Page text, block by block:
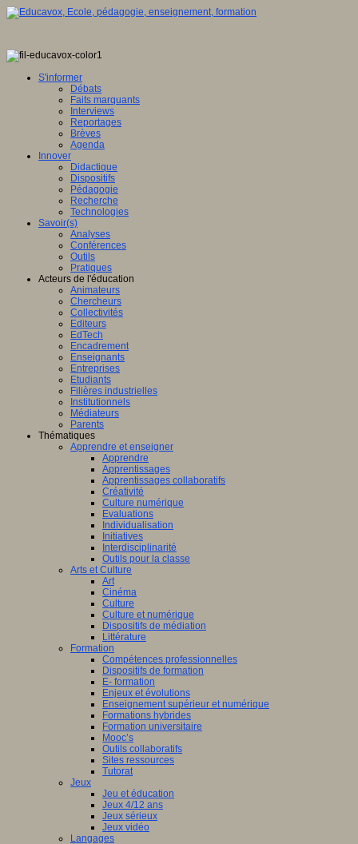
S'informer
Débats
Faits marquants
Interviews
Reportages
Brèves
Agenda
Innover
Didactique
Dispositifs
Pédagogie
Recherche
Technologies
Savoir(s)
Analyses
Conférences
Outils
Pratiques
Acteurs de l'éducation
Animateurs
Chercheurs
Collectivités
Editeurs
EdTech
Encadrement
Enseignants
Entreprises
Etudiants
Filières industrielles
Institutionnels
Médiateurs
Parents
Thématiques
Apprendre et enseigner
Apprendre
Apprentissages
Apprentissages collaboratifs
Créativité
Culture numérique
Evaluations
Individualisation
Initiatives
Interdisciplinarité
Outils pour la classe
Arts et Culture
Art
Cinéma
Culture
Culture et numérique
Dispositifs de médiation
Littérature
Formation
Compétences professionnelles
Dispositifs de formation
E- formation
Enjeux et évolutions
Enseignement supérieur et numérique
Formations hybrides
Formation universitaire
Mooc’s
Outils collaboratifs
Sites ressources
Tutorat
Jeux
Jeu et éducation
Jeux 4/12 ans
Jeux sérieux
Jeux vidéo
Langages